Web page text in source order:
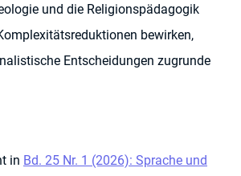
und die Religionspädagogik
bewirken,
Entscheidungen zugrunde
in Bd. 25 Nr. 1 (2026): Sprache und